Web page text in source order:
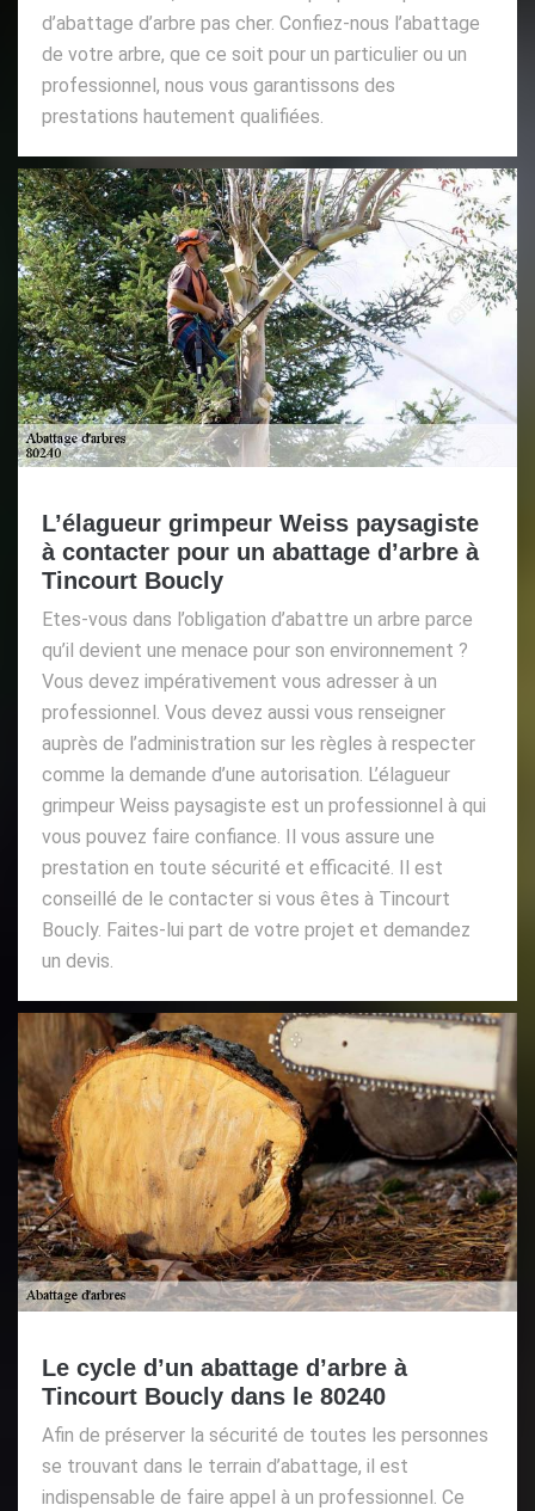
d’abattage d’arbre pas cher. Confiez-nous l’abattage
de votre arbre, que ce soit pour un particulier ou un
professionnel, nous vous garantissons des
prestations hautement qualifiées.
L’élagueur grimpeur Weiss paysagiste
à contacter pour un abattage d’arbre à
Tincourt Boucly
Etes-vous dans l’obligation d’abattre un arbre parce
qu’il devient une menace pour son environnement ?
Vous devez impérativement vous adresser à un
professionnel. Vous devez aussi vous renseigner
auprès de l’administration sur les règles à respecter
comme la demande d’une autorisation. L’élagueur
grimpeur Weiss paysagiste est un professionnel à qui
vous pouvez faire confiance. Il vous assure une
prestation en toute sécurité et efficacité. Il est
conseillé de le contacter si vous êtes à Tincourt
Boucly. Faites-lui part de votre projet et demandez
un devis.
Le cycle d’un abattage d’arbre à
Tincourt Boucly dans le 80240
Afin de préserver la sécurité de toutes les personnes
se trouvant dans le terrain d’abattage, il est
indispensable de faire appel à un professionnel. Ce